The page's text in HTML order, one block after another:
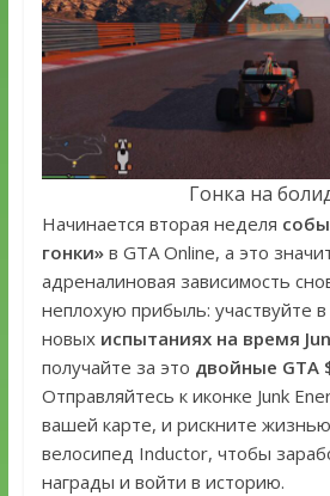
Гонка на
Начинается вторая неделя
гонки»в GTA Online, а это
адреналиновая зависимость
неплохую прибыль: участвуйте в
новых испытаниях на время
получайте за это двойные GTA
Отправляйтесь к иконке Junk
вашей карте, и рискните
велосипед Inductor, чтобы
награды и войти в историю.